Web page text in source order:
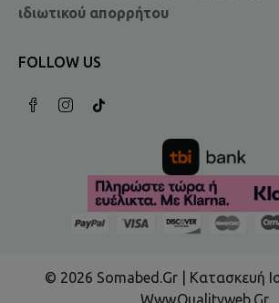
ιδιωτικού απορρήτου
FOLLOW US
© 2026 Somabed.gr | Κατασκευή
Www.qualityweb.gr